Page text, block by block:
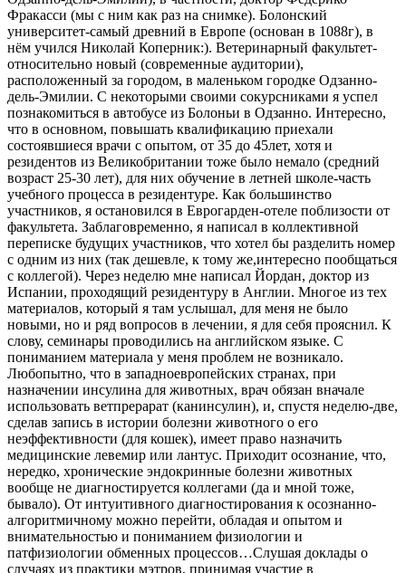
Фракасси (мы с ним как раз на снимке). Болонский
университет-самый древний в Европе (основан в 1088г), в
нём учился Николай Коперник:). Ветеринарный факультет-
относительно новый (современные аудитории),
расположенный за городом, в маленьком городке Одзанно-
дель-Эмилии. С некоторыми своими сокурсниками я успел
познакомиться в автобусе из Болоньи в Одзанно. Интересно,
что в основном, повышать квалификацию приехали
состоявшиеся врачи с опытом, от 35 до 45лет, хотя и
резидентов из Великобритании тоже было немало (средний
возраст 25-30 лет), для них обучение в летней школе-часть
учебного процесса в резидентуре. Как большинство
участников, я остановился в Еврогарден-отеле поблизости от
факультета. Заблаговременно, я написал в коллективной
переписке будущих участников, что хотел бы разделить номер
с одним из них (так дешевле, к тому же,интересно пообщаться
с коллегой). Через неделю мне написал Йордан, доктор из
Испании, проходящий резидентуру в Англии. Многое из тех
материалов, который я там услышал, для меня не было
новыми, но и ряд вопросов в лечении, я для себя прояснил. К
слову, семинары проводились на английском языке. С
пониманием материала у меня проблем не возникало.
Любопытно, что в западноевропейских странах, при
назначении инсулина для животных, врач обязан вначале
использовать ветпрерарат (канинсулин), и, спустя неделю-две,
сделав запись в истории болезни животного о его
неэффективности (для кошек), имеет право назначить
медицинские левемир или лантус. Приходит осознание, что,
нередко, хронические эндокринные болезни животных
вообще не диагностируется коллегами (да и мной тоже,
бывало). От интуитивного диагностирования к осознанно-
алгоритмичному можно перейти, обладая и опытом и
внимательностью и пониманием физиологии и
патфизиологии обменных процессов…Слушая доклады о
случаях из практики мэтров, принимая участие в